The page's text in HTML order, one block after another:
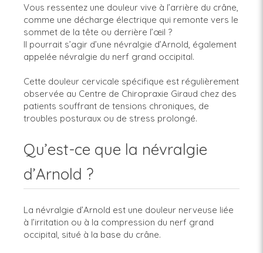
Vous ressentez une douleur vive à l’arrière du crâne,
comme une décharge électrique qui remonte vers le
sommet de la tête ou derrière l’œil ?
Il pourrait s’agir d’une névralgie d’Arnold, également
appelée névralgie du nerf grand occipital.
Cette douleur cervicale spécifique est régulièrement
observée au Centre de Chiropraxie Giraud chez des
patients souffrant de tensions chroniques, de
troubles posturaux ou de stress prolongé.
Qu’est-ce que la névralgie
d’Arnold ?
La névralgie d’Arnold est une douleur nerveuse liée
à l’irritation ou à la compression du nerf grand
occipital, situé à la base du crâne.